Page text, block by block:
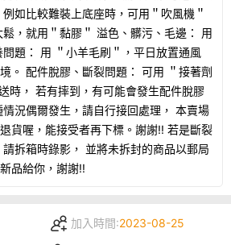
如比較難裝上底座時，可用＂吹風機＂
，就用＂黏膠＂ 溢色、髒污、毛邊： 用
題： 用 ＂小羊毛刷＂，平日放置通風
。 配件脫膠、斷裂問題： 可用 ＂接著劑
時， 若有摔到，有可能會發生配件脫膠
況偶爾發生，請自行接回處理， 本賣場
貨喔，能接受者再下標。謝謝!! 若是斷裂
拆箱時錄影， 並將未拆封的商品以郵局
品給你，謝謝!!
加入時間:2023-08-25